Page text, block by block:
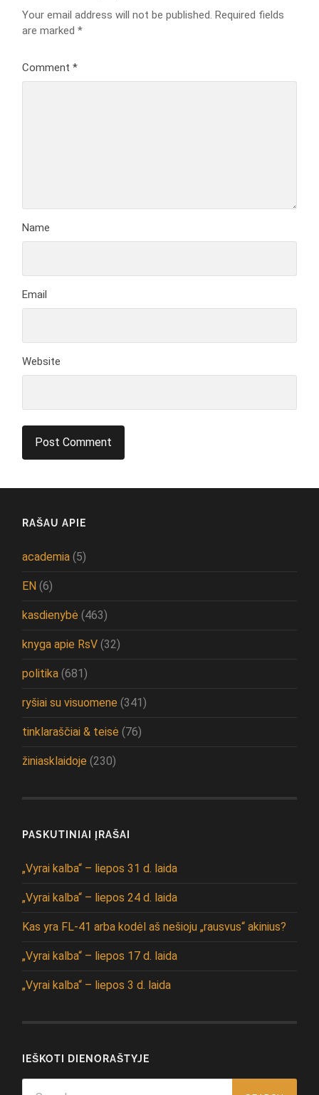
Your email address will not be published. Required fields
are marked*
Comment*
Name
Email
Website
RAŠAU APIE
academia (5)
EN (6)
kasdienybė (463)
knyga apie RsV (32)
politika (681)
ryšiai su visuomene (341)
tinklaraščiai & teisė (76)
žiniasklaidoje (230)
PASKUTINIAI ĮRAŠAI
„Vyrai kalba“ – liepos 31 d. laida
„Vyrai kalba“ – liepos 24 d. laida
Kas yra FL-41 arba kodėl aš nešioju „rausvus“ akinius?
„Vyrai kalba“ – liepos 17 d. laida
„Vyrai kalba“ – liepos 3 d. laida
IEŠKOTI DIENORAŠTYJE